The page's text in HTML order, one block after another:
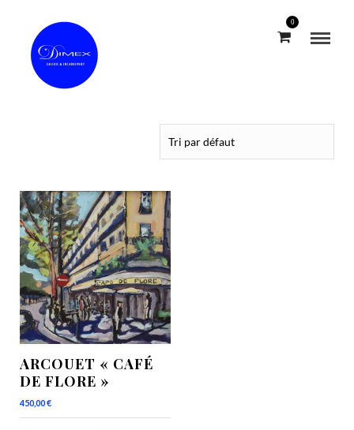
0
Boutique en ligne Dimex
ARCOUET « CAFÉ
DE FLORE »
450,00€